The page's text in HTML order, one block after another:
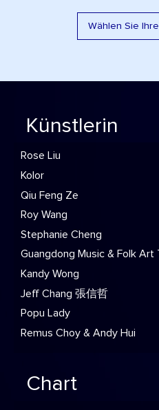
Wählen Sie
Künstlerin
Rose Liu
Kolor
Qiu Feng Ze
Roy Wang
Stephanie Cheng
Guangdong Music & Folk Art
Kandy Wong
Jeff Chang 張信哲
Popu Lady
Remus Choy & Andy Hui
Chart